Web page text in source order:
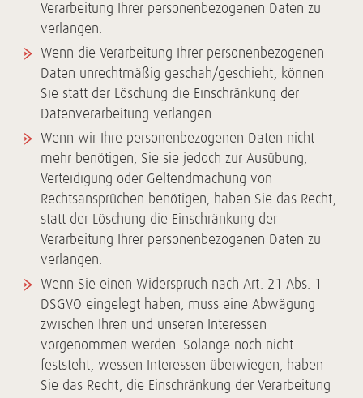
Verarbeitung Ihrer personenbezogenen Daten zu
verlangen.
Wenn die Verarbeitung Ihrer personenbezogenen
Daten unrechtmäßig geschah/geschieht, können
Sie statt der Löschung die Einschränkung der
Datenverarbeitung verlangen.
Wenn wir Ihre personenbezogenen Daten nicht
mehr benötigen, Sie sie jedoch zur Ausübung,
Verteidigung oder Geltendmachung von
Rechtsansprüchen benötigen, haben Sie das Recht,
statt der Löschung die Einschränkung der
Verarbeitung Ihrer personenbezogenen Daten zu
verlangen.
Wenn Sie einen Widerspruch nach Art. 21 Abs. 1
DSGVO eingelegt haben, muss eine Abwägung
zwischen Ihren und unseren Interessen
vorgenommen werden. Solange noch nicht
feststeht, wessen Interessen überwiegen, haben
Sie das Recht, die Einschränkung der Verarbeitung